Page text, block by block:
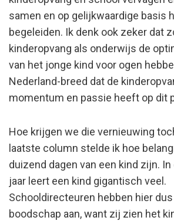
Zoeken op
Quebble
samen en op gelijkwaardige basis
begeleiden. Ik denk ook zeker dat
kinderopvang als onderwijs de
van het jonge kind voor ogen
Nederland-breed dat de
momentum en passie heeft op dit
Hoe krijgen we die vernieuwing
laatste column stelde ik hoe
duizend dagen van een kind zijn.
jaar leert een kind gigantisch veel.
Schooldirecteuren hebben hier
boodschap aan, want zij zien het